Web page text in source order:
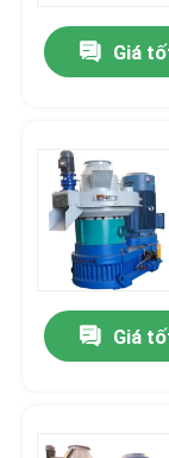
Giá
Giá